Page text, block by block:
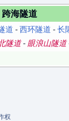
海隧道
道 - 西环隧道 - 长
隧道- 眼浪山隧道
权